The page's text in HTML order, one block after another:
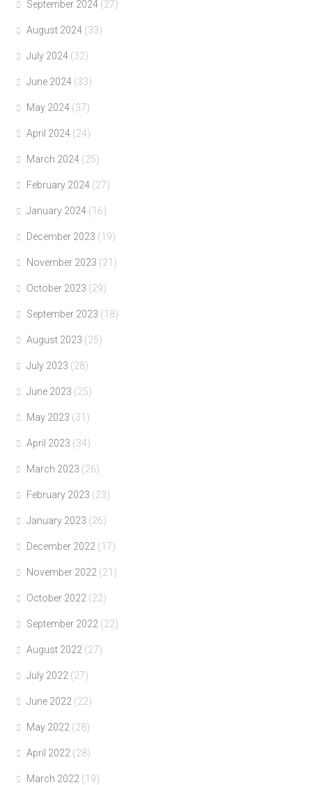
September 2024 (27)
August 2024 (33)
July 2024 (32)
June 2024 (33)
May 2024 (37)
April 2024 (24)
March 2024 (25)
February 2024 (27)
January 2024 (16)
December 2023 (19)
November 2023 (21)
October 2023 (29)
September 2023 (18)
August 2023 (25)
July 2023 (28)
June 2023 (25)
May 2023 (31)
April 2023 (34)
March 2023 (26)
February 2023 (23)
January 2023 (26)
December 2022 (17)
November 2022 (21)
October 2022 (22)
September 2022 (22)
August 2022 (27)
July 2022 (27)
June 2022 (22)
May 2022 (28)
April 2022 (28)
March 2022 (19)